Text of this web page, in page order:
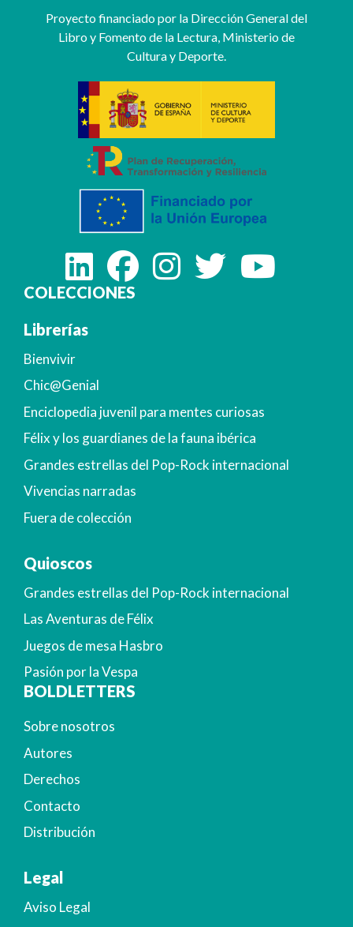
Proyecto financiado por la Dirección General del
Libro y Fomento de la Lectura, Ministerio de
Cultura y Deporte.
COLECCIONES
Librerías
Bienvivir
Chic@Genial
Enciclopedia juvenil para mentes curiosas
Félix y los guardianes de la fauna ibérica
Grandes estrellas del Pop-Rock internacional
Vivencias narradas
Fuera de colección
Quioscos
Grandes estrellas del Pop-Rock internacional
Las Aventuras de Félix
Juegos de mesa Hasbro
Pasión por la Vespa
BOLDLETTERS
Sobre nosotros
Autores
Derechos
Contacto
Distribución
Legal
Aviso Legal